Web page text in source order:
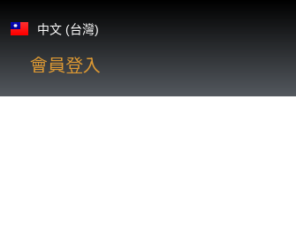
中文 (台灣)
會員登入